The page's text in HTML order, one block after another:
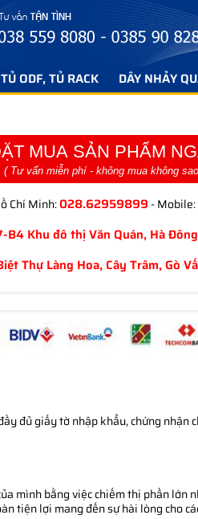
TỦ ODF, TỦ RACK DÂY NHẢY
MUA SẢN PHẨM
( Tư vấn miễn phí - không mua không
Chí Minh:028.62959899 - Mobile:
B4 Khu đô thị Văn Quán, Hà
Thự Làng Hoa, Cây Trâm, Gò
đủ giấy tờ nhập khẩu, chứng
mình bằng việc chiếm thị phần
tiện lợi mang đến sự hài lòng cho